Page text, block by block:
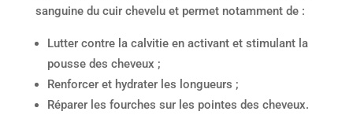
sanguine du cuir chevelu et permet notamment de :
Lutter contre la calvitie en activant et stimulant la
pousse des cheveux ;
Renforcer et hydrater les longueurs ;
Réparer les fourches sur les pointes des cheveux.